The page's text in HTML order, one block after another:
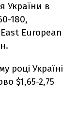
України в
180,
European
році Україні
$1,65-2,75